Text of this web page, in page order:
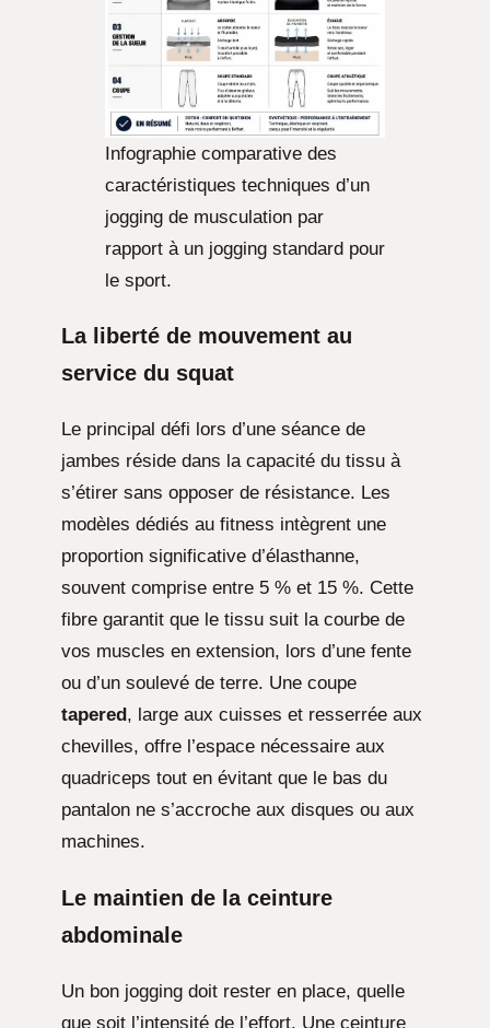
Infographie comparative des
caractéristiques techniques d’un
jogging de musculation par
rapport à un jogging standard pour
le sport.
La liberté de mouvement au
service du squat
Le principal défi lors d’une séance de
jambes réside dans la capacité du tissu à
s’étirer sans opposer de résistance. Les
modèles dédiés au fitness intègrent une
proportion significative d’élasthanne,
souvent comprise entre 5 % et 15 %. Cette
fibre garantit que le tissu suit la courbe de
vos muscles en extension, lors d’une fente
ou d’un soulevé de terre. Une coupe
tapered , large aux cuisses et resserrée aux
chevilles, offre l’espace nécessaire aux
quadriceps tout en évitant que le bas du
pantalon ne s’accroche aux disques ou aux
machines.
Le maintien de la ceinture
abdominale
Un bon jogging doit rester en place, quelle
que soit l’intensité de l’effort. Une ceinture